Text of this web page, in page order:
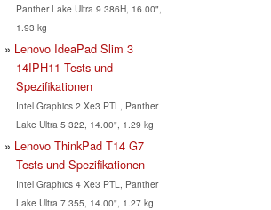
Panther Lake Ultra 9 386H, 16.00",
1.93 kg
Lenovo IdeaPad Slim 3
14IPH11 Tests und
Spezifikationen
Intel Graphics 2 Xe3 PTL, Panther
Lake Ultra 5 322, 14.00", 1.29 kg
Lenovo ThinkPad T14 G7
Tests und Spezifikationen
Intel Graphics 4 Xe3 PTL, Panther
Lake Ultra 7 355, 14.00", 1.27 kg